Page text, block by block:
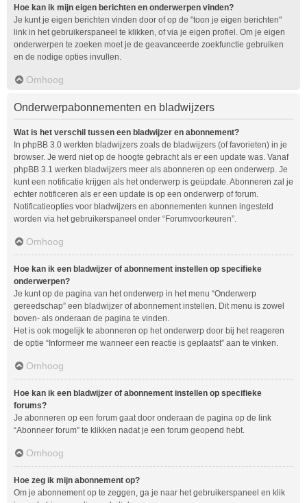
Hoe kan ik mijn eigen berichten en onderwerpen vinden?
Je kunt je eigen berichten vinden door of op de "toon je eigen berichten"
link in het gebruikerspaneel te klikken, of via je eigen profiel. Om je eigen
onderwerpen te zoeken moet je de geavanceerde zoekfunctie gebruiken
en de nodige opties invullen.
Omhoog
Onderwerpabonnementen en bladwijzers
Wat is het verschil tussen een bladwijzer en abonnement?
In phpBB 3.0 werkten bladwijzers zoals de bladwijzers (of favorieten) in je
browser. Je werd niet op de hoogte gebracht als er een update was. Vanaf
phpBB 3.1 werken bladwijzers meer als abonneren op een onderwerp. Je
kunt een notificatie krijgen als het onderwerp is geüpdate. Abonneren zal je
echter notificeren als er een update is op een onderwerp of forum.
Notificatieopties voor bladwijzers en abonnementen kunnen ingesteld
worden via het gebruikerspaneel onder “Forumvoorkeuren”.
Omhoog
Hoe kan ik een bladwijzer of abonnement instellen op specifieke
onderwerpen?
Je kunt op de pagina van het onderwerp in het menu “Onderwerp
gereedschap” een bladwijzer of abonnement instellen. Dit menu is zowel
boven- als onderaan de pagina te vinden.
Het is ook mogelijk te abonneren op het onderwerp door bij het reageren
de optie “Informeer me wanneer een reactie is geplaatst” aan te vinken.
Omhoog
Hoe kan ik een bladwijzer of abonnement instellen op specifieke
forums?
Je abonneren op een forum gaat door onderaan de pagina op de link
“Abonneer forum” te klikken nadat je een forum geopend hebt.
Omhoog
Hoe zeg ik mijn abonnement op?
Om je abonnement op te zeggen, ga je naar het gebruikerspaneel en klik